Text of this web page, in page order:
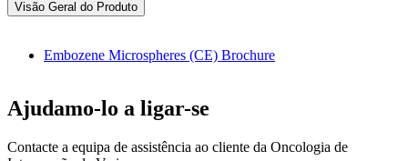
Visão Geral do Produto
Embozene Microspheres (CE) Brochure
Ajudamo-lo a ligar-se
Contacte a equipa de assistência ao cliente da Oncologia de